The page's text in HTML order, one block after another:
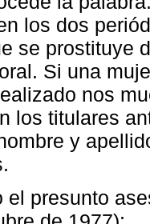
los dos
se prostituye
Si una
nos
los titulares
y
el presunto